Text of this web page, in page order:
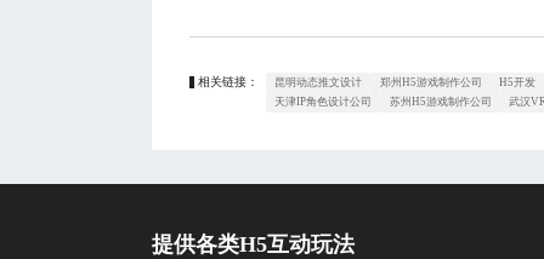
相关链接： 昆明动态推文设计 郑州H5游戏制作公司
H5开发
天津IP角色设计公司
苏州H5游戏制作公司 武汉
提供各类H5互动玩法